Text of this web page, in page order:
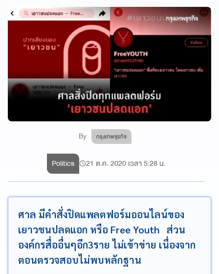
By กรุงเทพธุรกิจ
Politics 21 ต.ค. 2020 เวลา 5:28 น.
ศาล มีคำสั่งปิดแพลตฟอร์มออนไลน์ของ​
เยาวชนปลดแอก​ หรือ​ Free Youth ​ ส่วน
องค์กรสื่ออื่นๆอีก3ราย ไม่เข้าข่าย​ เนื่องจาก
ตอนตรวจสอบไม่พบหลักฐาน